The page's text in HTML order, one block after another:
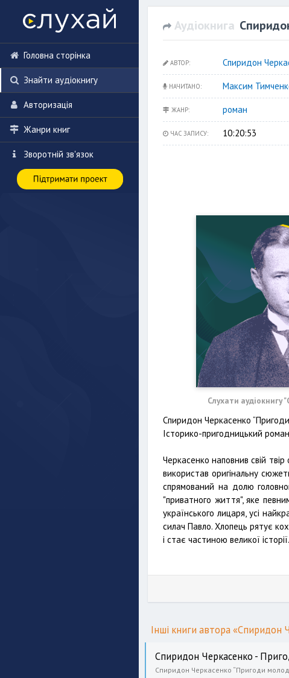
Головна сторінка
Знайти аудіокнигу
Авторизація
Жанри книг
Зворотній зв'язок
Аудіокнига
АВТОР: Спиридон
НАЧИТАНО: Максим
ЖАНР: роман
ЧАС ЗАПИСУ: 10:20:53
Слухати
Спиридон Черкасенко
Історико-пригодницький
Черкасенко наповнив свій
використав оригінальну
спрямований на долю
"приватного життя", яке
українського лицаря, усі
силач Павло. Хлопець рятує
і стає частиною великої історії.
Інші книги автора «Спиридон
Спиридон Черкасенко -